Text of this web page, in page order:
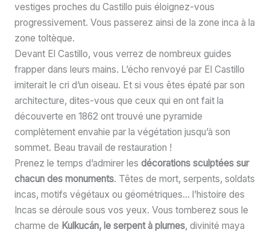
vestiges proches du Castillo puis éloignez-vous
progressivement. Vous passerez ainsi de la zone inca à la
zone toltèque.
Devant El Castillo, vous verrez de nombreux guides
frapper dans leurs mains. L’écho renvoyé par El Castillo
imiterait le cri d’un oiseau. Et si vous êtes épaté par son
architecture, dites-vous que ceux qui en ont fait la
découverte en 1862 ont trouvé une pyramide
complètement envahie par la végétation jusqu’à son
sommet. Beau travail de restauration !
Prenez le temps d’admirer les décorations sculptées sur
chacun des monuments. Têtes de mort, serpents, soldats
incas, motifs végétaux ou géométriques… l’histoire des
Incas se déroule sous vos yeux. Vous tomberez sous le
charme de Kulkucán, le serpent à plumes, divinité maya